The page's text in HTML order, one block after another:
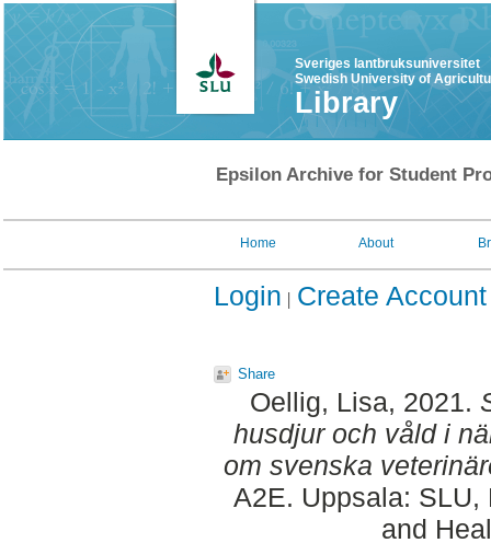
Sveriges lantbruksuniversitet
Swedish University of
Library
Epsilon Archive for Student
Home About
Login Create Account
Share
Oellig, Lisa, 2021.
husdjur och våld i
om svenska
A2E. Uppsala: SLU,
and